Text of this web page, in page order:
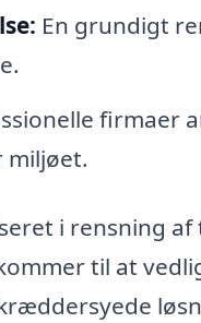
En grundigt
firmaer
miljøet.
i rensning
til at